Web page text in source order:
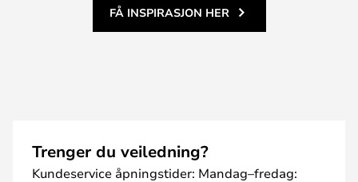
FÅ INSPIRASJON HER
Trenger du veiledning?
Kundeservice åpningstider: Mandag–fredag: